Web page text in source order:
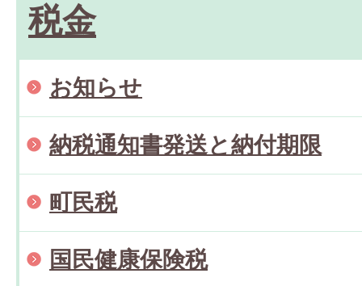
税金
お知らせ
納税通知書発送と納付期限
町民税
国民健康保険税